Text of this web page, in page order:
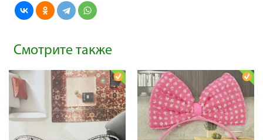
Смотрите также